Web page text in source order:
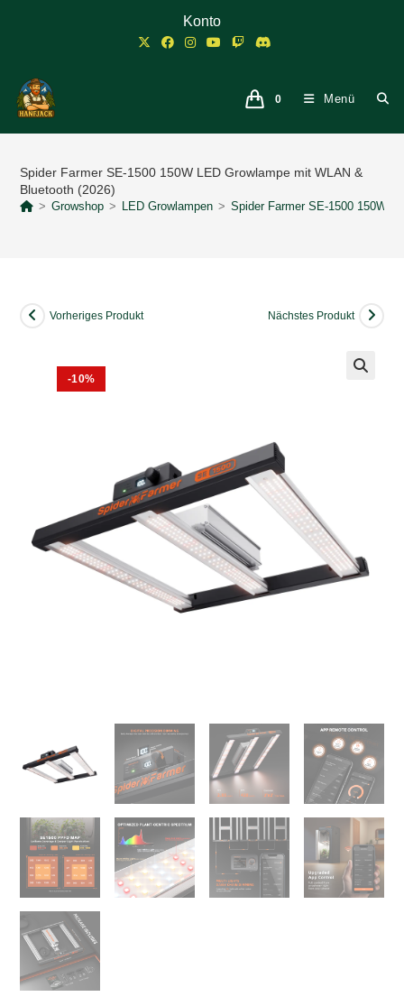
Konto
0 Menü
Spider Farmer SE-1500 150W LED Growlampe mit WLAN &
Bluetooth (2026)
> Growshop > LED Growlampen > Spider Farmer SE-1500 150W
-10%
Vorheriges Produkt Nächstes Produkt